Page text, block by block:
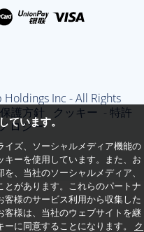
Inc - All Rights
護方針 クッキー - 特許
ロジー
ています。
ズ、ソーシャルメディア機能の
ーを使用しています。また、お
、当社のソーシャルメディア、
があります。これらのパートナ
様のサービス利用から収集した
様は、当社のウェブサイトを継
に同意することになります。 ク